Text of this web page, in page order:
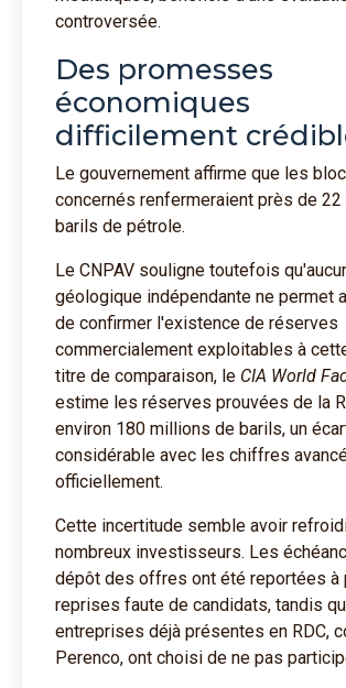
controversée.
Des promesses
économiques
difficilement
Le gouvernement affirme que les
concernés renfermeraient près de
barils de pétrole.
Le CNPAV souligne toutefois
géologique indépendante ne permet
de confirmer l'existence de réserves
commercialement exploitables à
titre de comparaison, le CIA World
estime les réserves prouvées de la
environ 180 millions de barils, un
considérable avec les chiffres
officiellement.
Cette incertitude semble avoir
nombreux investisseurs. Les
dépôt des offres ont été reportées à
reprises faute de candidats, tandis
entreprises déjà présentes en RDC,
Perenco, ont choisi de ne pas